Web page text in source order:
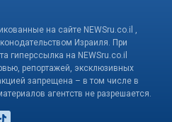
на сайте NEWSru.co.il ,
Израиля. При
гиперссылка на NEWSru.co.il
репортажей, эксклюзивных
запрещена – в том числе в
агентств не разрешается.